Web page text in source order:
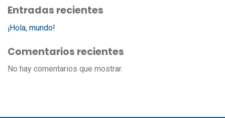
Entradas recientes
¡Hola, mundo!
Comentarios recientes
No hay comentarios que mostrar.